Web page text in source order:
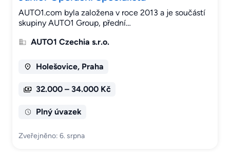
AUTO1.com byla založena v roce 2013 a je součástí
skupiny AUTO1 Group, přední…
AUTO1 Czechia s.r.o.
Holešovice, Praha
32.000 – 34.000 Kč
Plný úvazek
Zveřejněno: 6. srpna